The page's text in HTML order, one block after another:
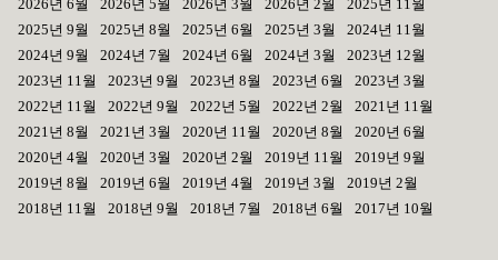
2026년 6월
2026년 5월 2026년 3월 2026년 2월
2025년 11월
2025년 9월
2025년 8월 2025년 6월 2025년 3월
2024년 11월
2024년 9월
2024년 7월 2024년 6월 2024년 3월
2023년 12월
2023년 11월
2023년 9월 2023년 8월 2023년 6월
2023년 3월
2022년 11월
2022년 9월 2022년 5월 2022년 2월
2021년 11월
2021년 8월
2021년 3월 2020년 11월 2020년 8월
2020년 6월
2020년 4월
2020년 3월 2020년 2월 2019년 11월
2019년 9월
2019년 8월
2019년 6월 2019년 4월 2019년 3월
2019년 2월
2018년 11월
2018년 9월 2018년 7월 2018년 6월 2017년 10월